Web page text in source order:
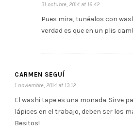
31 octubre, 2014 at 16:42
Pues mira, tunéalos con
verdad es que en un plis
CARMEN SEGUÍ
1 noviembre, 2014 at 13:12
El washi tape es una monada. Sirve
lápices en el trabajo, deben ser los
Besitos!